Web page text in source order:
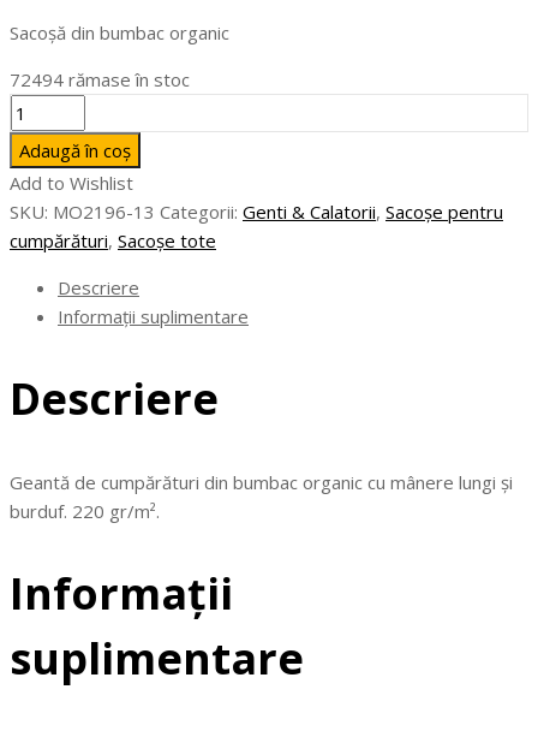
Sacoșă din bumbac organic
72494 rămase în stoc
Cantitate
BENTE
-
Sacoșă
din
bumbac
organic
Adaugă în coș
Add to Wishlist
SKU: MO2196-13 Categorii: Genti & Calatorii, Sacoșe pentru
cumpărături, Sacoșe tote
Descriere
Informații suplimentare
Descriere
Geantă de cumpărături din bumbac organic cu mânere lungi și
burduf. 220 gr/m².
Informații
suplimentare